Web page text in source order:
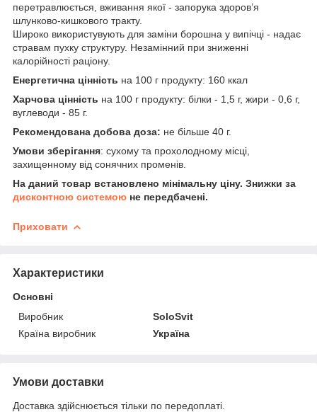
перетравлюється, вживання якої - запорука здоровʼя
шлунково-кишкового тракту.
Широко використувують для заміни борошна у випічці - надає
стравам пухку структуру. Незамінний при зниженні
калорійності раціону.
Енергетична цінність на 100 г продукту: 160 ккал
Харчова цінність на 100 г продукту: білки - 1,5 г, жири - 0,6 г,
вуглеводи - 85 г.
Рекомендована добова доза: не більше 40 г.
Умови зберігання: сухому та прохолодному місці,
захищенному від сонячних променів.
На даний товар встановлено мінімальну ціну. Знижки за
дисконтною системою не передбачені.
Приховати
Характеристики
Основні
Виробник
SoloSvit
Країна виробник
Україна
Умови доставки
Доставка здійснюється тільки по передоплаті.